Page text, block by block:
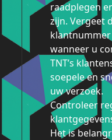
raadplegen
zijn. Vergeet
wanneer u
TNT’s
soepele en
uw verzoek.
Controleer
Het is